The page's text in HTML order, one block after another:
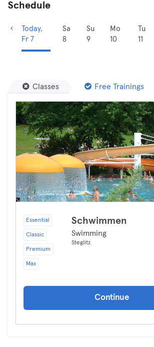
Schedule
Today,
Fr 7
Sa
8
Su
9
Mo
10
Tu
11
Classes Free Trainings
Essential
Classic
Premium
Max
Schwimmen
Swimming
Steglitz
Continue